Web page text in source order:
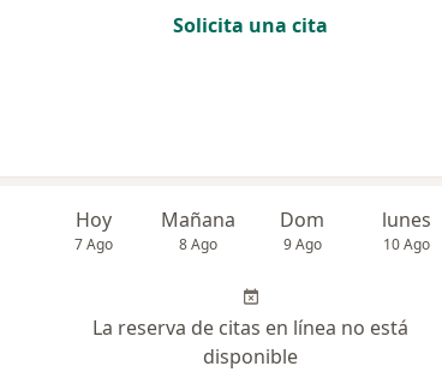
Solicita una cita
Hoy
7 Ago
Mañana
8 Ago
Dom
9 Ago
lunes
10 Ago
La reserva de citas en línea no está
disponible